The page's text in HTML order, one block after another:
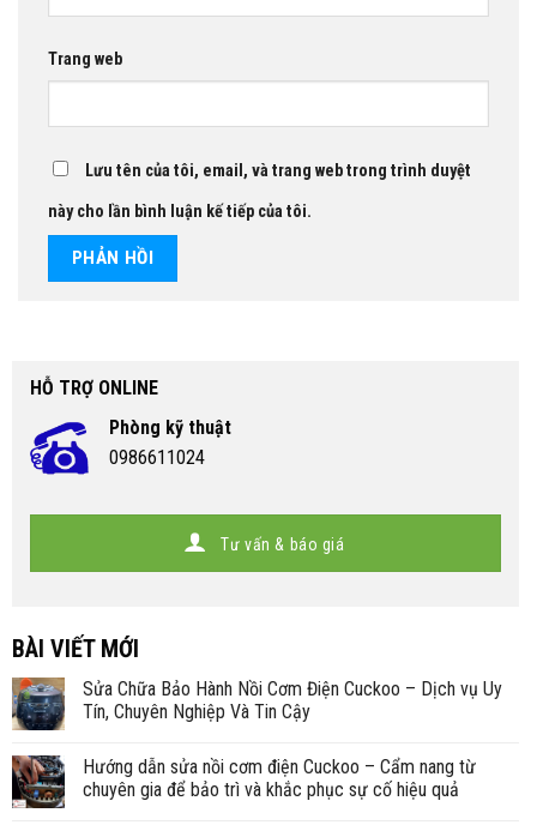
Trang web
Lưu tên của tôi, email, và trang web trong trình duyệt
này cho lần bình luận kế tiếp của tôi.
HỖ TRỢ ONLINE
Phòng kỹ thuật
0986611024
Tư vấn & báo giá
BÀI VIẾT MỚI
Sửa Chữa Bảo Hành Nồi Cơm Điện Cuckoo – Dịch vụ Uy
Tín, Chuyên Nghiệp Và Tin Cậy
Hướng dẫn sửa nồi cơm điện Cuckoo – Cẩm nang từ
chuyên gia để bảo trì và khắc phục sự cố hiệu quả